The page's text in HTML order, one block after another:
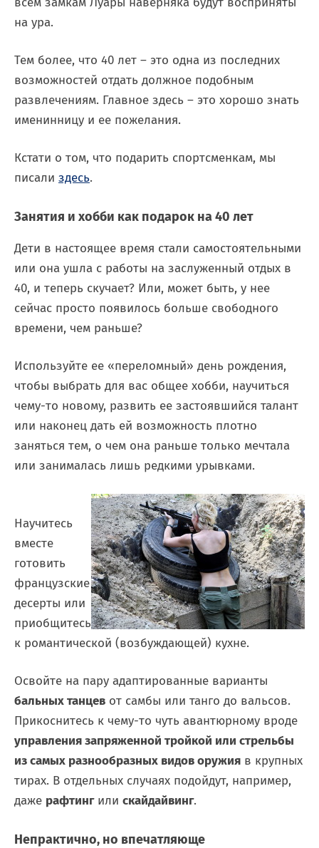
на ура.
Тем более, что 40 лет – это одна из последних
возможностей отдать должное подобным
развлечениям. Главное здесь – это хорошо знать
именинницу и ее пожелания.
Кстати о том, что подарить спортсменкам, мы
писали здесь.
Занятия и хобби как подарок на 40 лет
Дети в настоящее время стали самостоятельными
или она ушла с работы на заслуженный отдых в
40, и теперь скучает? Или, может быть, у нее
сейчас просто появилось больше свободного
времени, чем раньше?
Используйте ее «переломный» день рождения,
чтобы выбрать для вас общее хобби, научиться
чему-то новому, развить ее застоявшийся талант
или наконец дать ей возможность плотно
заняться тем, о чем она раньше только мечтала
или занималась лишь редкими урывками.
Научитесь
вместе
готовить
французские
десерты или
приобщитесь
к романтической (возбуждающей) кухне.
Освойте на пару адаптированные варианты
бальных танцев от самбы или танго до вальсов.
Прикоснитесь к чему-то чуть авантюрному вроде
управления запряженной тройкой или стрельбы
из самых разнообразных видов оружия в крупных
тирах. В отдельных случаях подойдут, например,
даже рафтингили скайдайвинг.
Непрактично, но впечатляюще